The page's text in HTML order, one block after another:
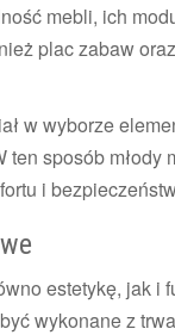
mebli, ich
plac zabaw
w wyborze
ten sposób młody
i
estetykę, jak i
wykonane z